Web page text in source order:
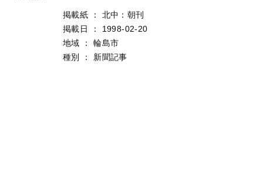
掲載紙 ：
北中：朝刊
掲載日
：
1998-02-20
地域
：
輪島市
種別
： 新聞記事